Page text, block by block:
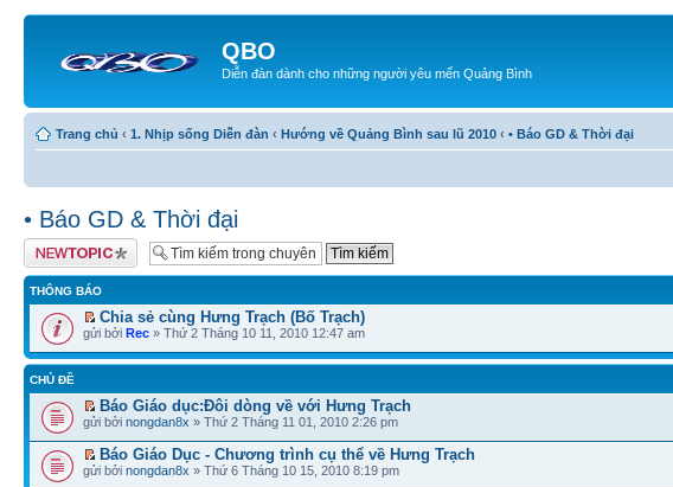
QBO
Diễn đàn dành cho những người yêu mến Quảng Bình
Trang chủ ‹ 1. Nhịp sống Diễn đàn ‹ Hướng về Quảng Bình sau lũ 2010 ‹ • Báo GD & Thời đại
• Báo GD & Thời đại
Tạo chủ đề mới
THÔNG BÁO
Chia sẻ cùng Hưng Trạch (Bố Trạch)
gửi bởi Rec » Thứ 2 Tháng 10 11, 2010 12:47 am
CHỦ ĐỀ
Báo Giáo dục:Đôi dòng về với Hưng Trạch
gửi bởi nongdan8x » Thứ 2 Tháng 11 01, 2010 2:26 pm
Báo Giáo Dục - Chương trình cụ thể về Hưng Trạch
gửi bởi nongdan8x » Thứ 6 Tháng 10 15, 2010 8:19 pm